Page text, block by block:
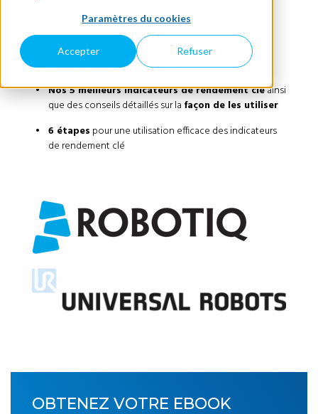
Paramètres du cookies
Accepter Refuser
commentles appliquer à la robotique?
Quellessont les propriétés importantes des
indicateurs de rendement clé pour les cobots?
Nos 5 meilleurs indicateurs de rendement cléainsi
que des conseils détaillés sur la façon de les utiliser
6 étapes pour une utilisation efficace des indicateurs
de rendement clé
OBTENEZ VOTRE EBOOK